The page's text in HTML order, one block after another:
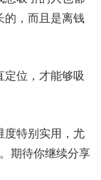
的，而且是离钱
定位，才能够吸
度特别实用，尤
期待你继续分享